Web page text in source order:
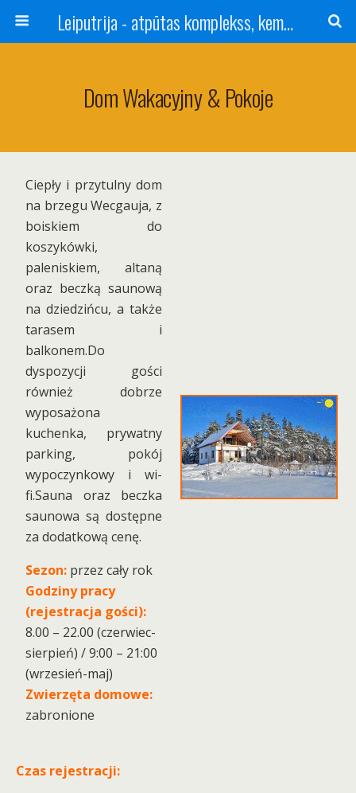
Leiputrija - atpūtas komplekss, kempings, viesu nams pie Rīgas / Camping, caravan site, bed and breakfast near Riga / Camping, caravanas, bungalows Letonia / Campingplatz, Caravanpark, Zimmer in Lettland / Kемпинг и гостевой дом к Риги
Dom Wakacyjny & Pokoje
Ciepły i przytulny dom
na brzegu Wecgauja, z
boiskiem do
koszykówki,
paleniskiem, altaną
oraz beczką saunową
na dziedzińcu, a także
tarasem i
balkonem.Do
dyspozycji gości
również dobrze
wyposażona
kuchenka, prywatny
parking, pokój
wypoczynkowy i wi-
fi.Sauna oraz beczka
saunowa są dostępne
za dodatkową cenę.
Sezon: przez cały rok
Godziny pracy
(rejestracja gości):
8.00 – 22.00 (czerwiec-
sierpień) / 9:00 – 21:00
(wrzesień-maj)
Zwierzęta domowe:
zabronione
Czas rejestracji: